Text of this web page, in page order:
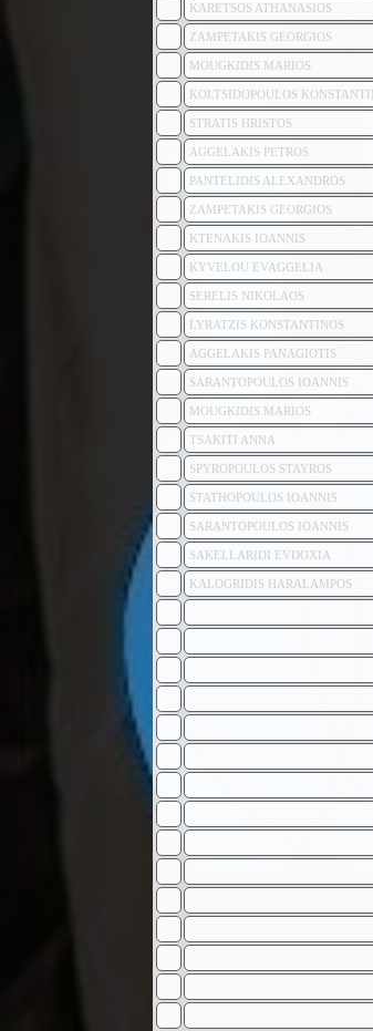
KARETSOS ATHANASIOS
ZAMPETAKIS GEORGIOS
MOUGKIDIS MARIOS
KOLTSIDOPOULOS
STRATIS HRISTOS
AGGELAKIS PETROS
PANTELIDIS ALEXANDROS
ZAMPETAKIS GEORGIOS
KTENAKIS IOANNIS
KYVELOU EVAGGELIA
SERELIS NIKOLAOS
LYRATZIS KONSTANTINOS
AGGELAKIS PANAGIOTIS
SARANTOPOULOS IOANNIS
MOUGKIDIS MARIOS
TSAKITI ANNA
SPYROPOULOS STAYROS
STATHOPOULOS IOANNIS
SARANTOPOULOS IOANNIS
SAKELLARIDI EVDOXIA
KALOGRIDIS HARALAMPOS